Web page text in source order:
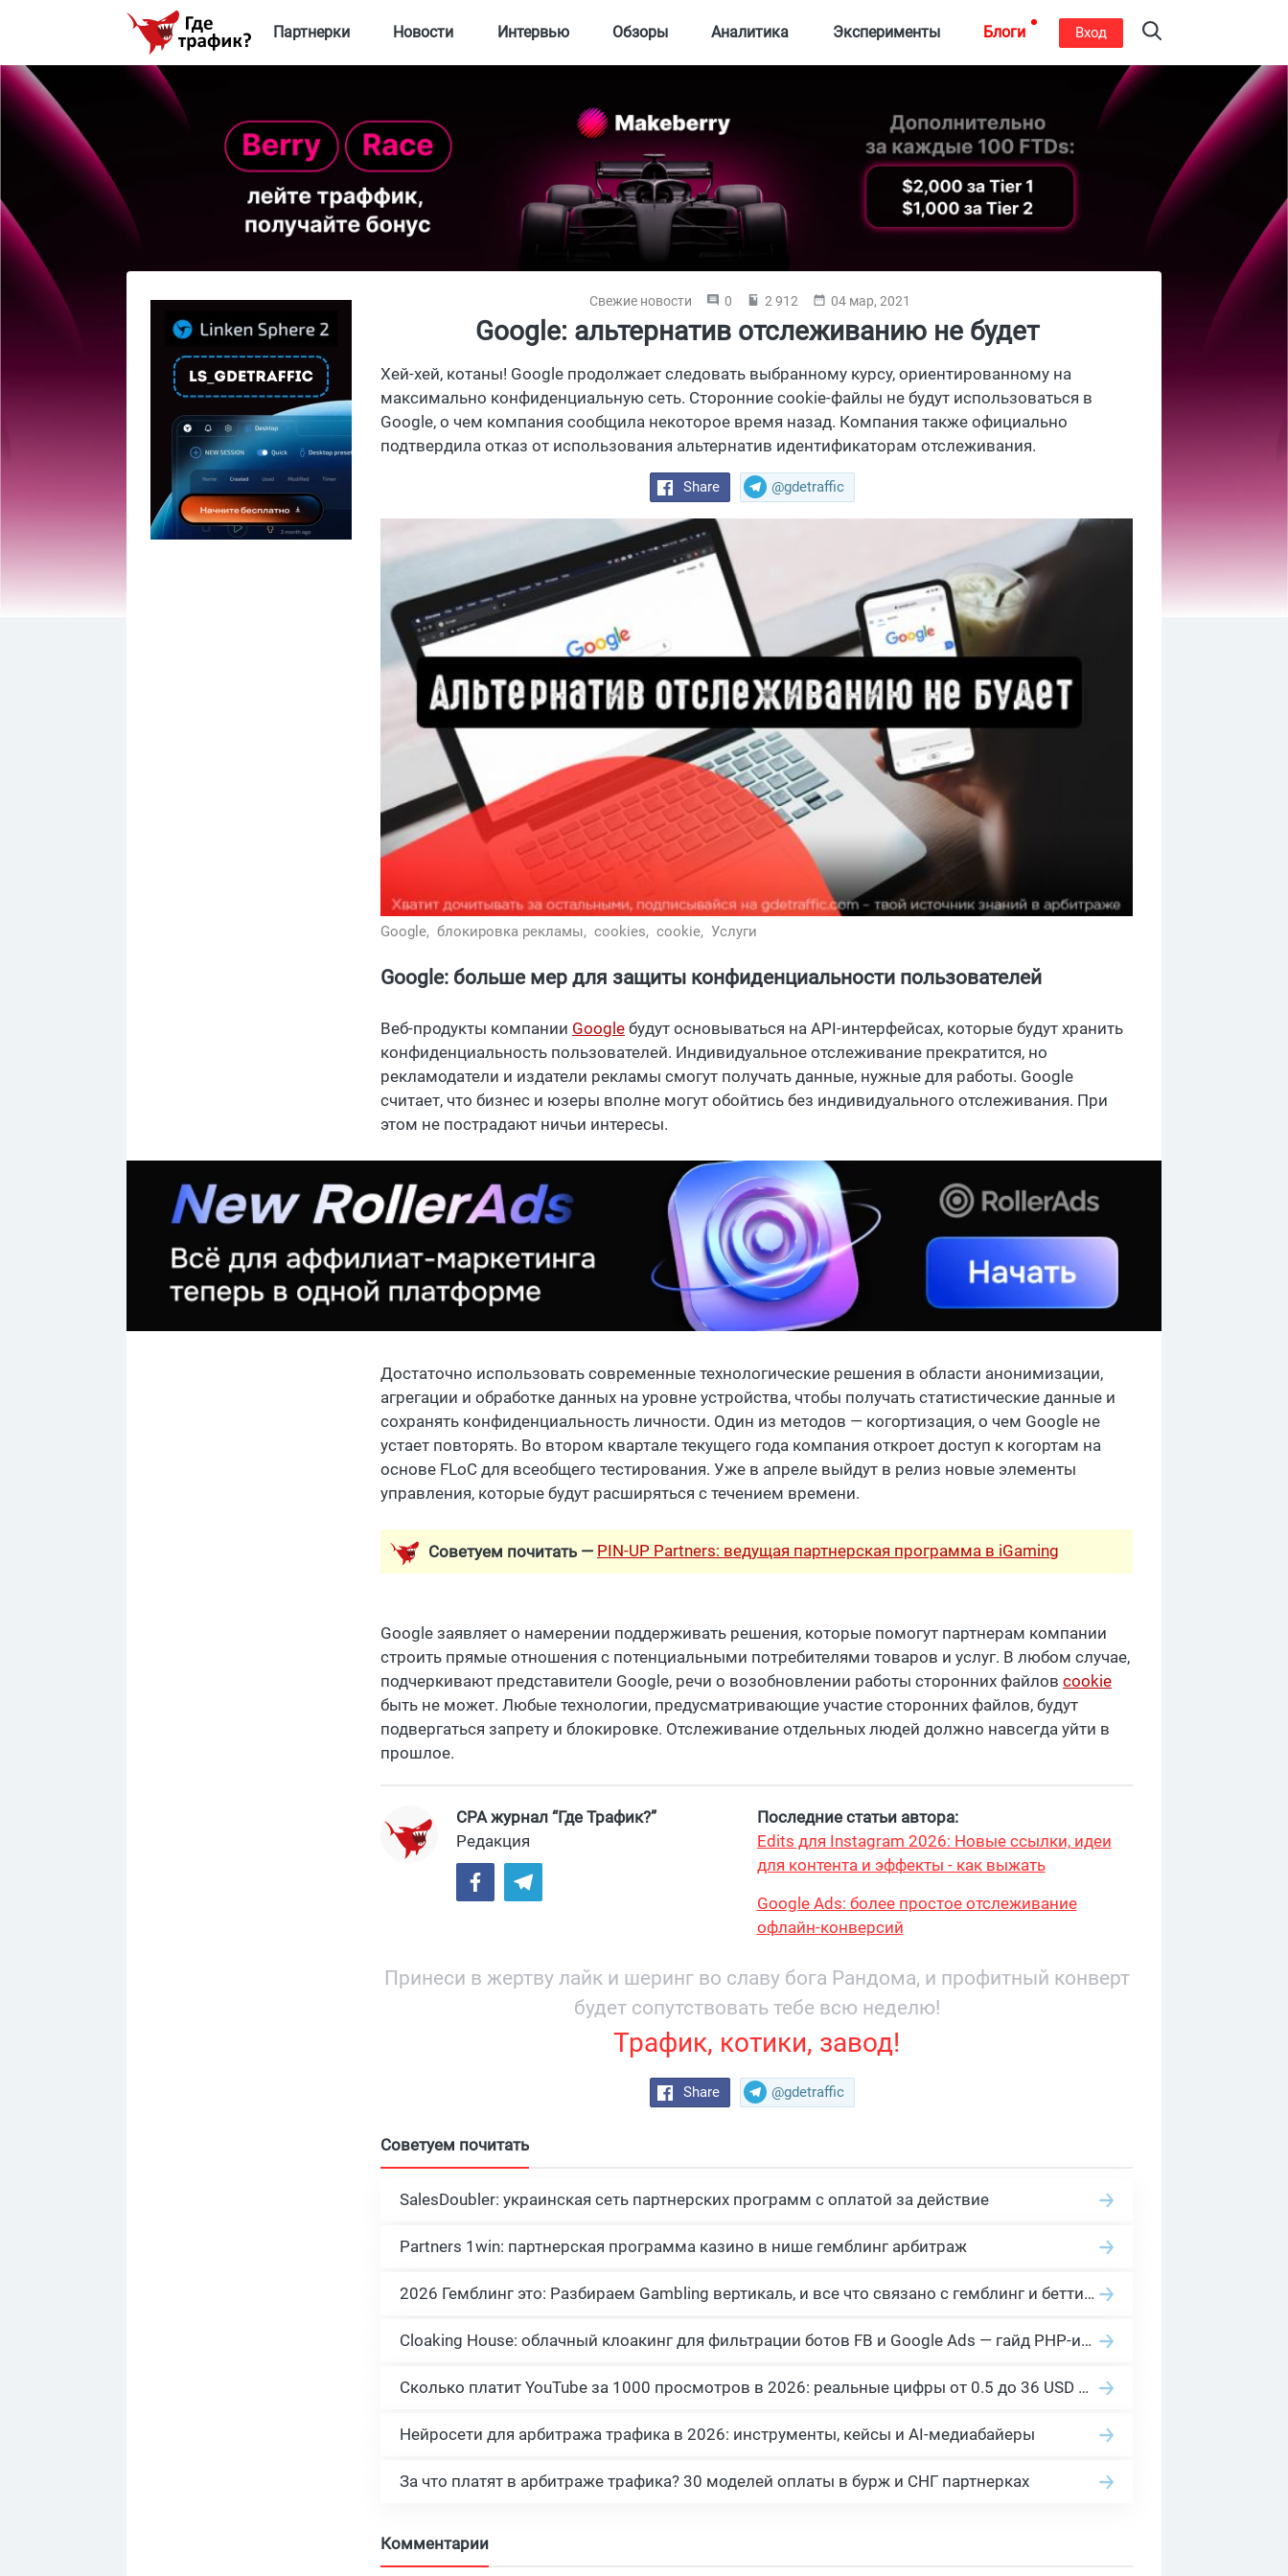
Партнерки Новости Интервью Обзоры Аналитика Эксперименты Блоги Вход
Свежие новости 0 2 912 04 мар, 2021
Google: альтернатив отслеживанию не будет
Хей-хей, котаны! Google продолжает следовать выбранному курсу, ориентированному на
максимально конфиденциальную сеть. Сторонние cookie-файлы не будут использоваться в
Google, о чем компания сообщила некоторое время назад. Компания также официально
подтвердила отказ от использования альтернатив идентификаторам отслеживания.
Share @gdetraffic
Google, блокировка рекламы, cookies, cookie, Услуги
Google: больше мер для защиты конфиденциальности пользователей
Веб-продукты компании Google будут основываться на API-интерфейсах, которые будут хранить
конфиденциальность пользователей. Индивидуальное отслеживание прекратится, но
рекламодатели и издатели рекламы смогут получать данные, нужные для работы. Google
считает, что бизнес и юзеры вполне могут обойтись без индивидуального отслеживания. При
этом не пострадают ничьи интересы.
Достаточно использовать современные технологические решения в области анонимизации,
агрегации и обработке данных на уровне устройства, чтобы получать статистические данные и
сохранять конфиденциальность личности. Один из методов — когортизация, о чем Google не
устает повторять. Во втором квартале текущего года компания откроет доступ к когортам на
основе FLoC для всеобщего тестирования. Уже в апреле выйдут в релиз новые элементы
управления, которые будут расширяться с течением времени.
Советуем почитать — PIN-UP Partners: ведущая партнерская программа в iGaming
Google заявляет о намерении поддерживать решения, которые помогут партнерам компании
строить прямые отношения с потенциальными потребителями товаров и услуг. В любом случае,
подчеркивают представители Google, речи о возобновлении работы сторонних файлов cookie
быть не может. Любые технологии, предусматривающие участие сторонних файлов, будут
подвергаться запрету и блокировке. Отслеживание отдельных людей должно навсегда уйти в
прошлое.
CPA журнал “Где Трафик?”
Редакция
Последние статьи автора:
Edits для Instagram 2026: Новые ссылки, идеи
для контента и эффекты - как выжать
Google Ads: более простое отслеживание
офлайн-конверсий
Принеси в жертву лайк и шеринг во славу бога Рандома, и профитный конверт
будет сопутствовать тебе всю неделю!
Трафик, котики, завод!
Share @gdetraffic
Советуем почитать
SalesDoubler: украинская сеть партнерских программ с оплатой за действие
Partners 1win: партнерская программа казино в нише гемблинг арбитраж
2026 Гемблинг это: Разбираем Gambling вертикаль, и все что связано с гемблинг и беттинг офферами
Cloaking House: облачный клоакинг для фильтрации ботов FB и Google Ads — гайд PHP-интеграции 2026
Сколько платит YouTube за 1000 просмотров в 2026: реальные цифры от 0.5 до 36 USD по ГЕО
Нейросети для арбитража трафика в 2026: инструменты, кейсы и AI-медиабайеры
За что платят в арбитраже трафика? 30 моделей оплаты в бурж и СНГ партнерках
Комментарии